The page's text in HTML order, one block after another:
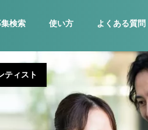
検索 使い方 よくある質問
ティスト